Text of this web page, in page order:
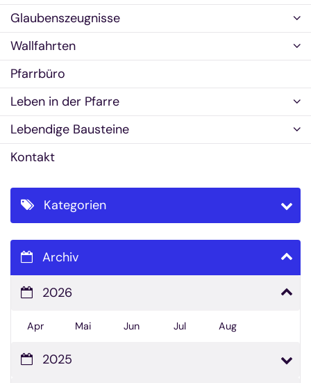
Glaubenszeugnisse
Wallfahrten
Pfarrbüro
Leben in der Pfarre
Lebendige Bausteine
Kontakt
Kategorien
Archiv
2026
Apr Mai Jun Jul Aug
2025